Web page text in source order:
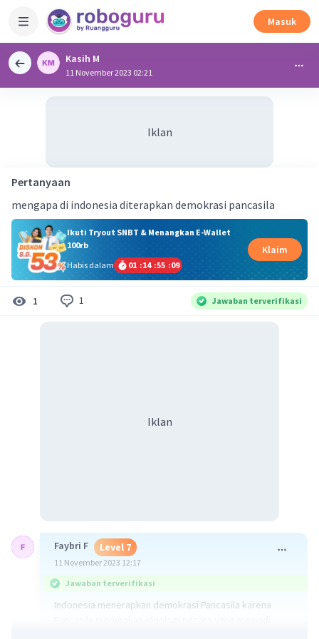
Masuk
Kasih M
11 November 2023 02:21
Iklan
Pertanyaan
mengapa di indonesia diterapkan demokrasi pancasila
Ikuti Tryout SNBT & Menangkan E-Wallet
100rb
Habis dalam
01 :14 :55 :09
Klaim
1 1 Jawaban terverifikasi
Iklan
Faybri F Level 7
11 November 2023 12:17
Jawaban terverifikasi
Indonesia menerapkan demokrasi Pancasila karena